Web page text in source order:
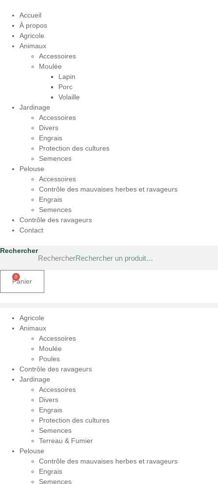
content
Accueil
À propos
Agricole
Animaux
Accessoires
Moulée
Lapin
Porc
Volaille
Jardinage
Accessoires
Divers
Engrais
Protection des cultures
Semences
Pelouse
Accessoires
Contrôle des mauvaises herbes et ravageurs
Engrais
Semences
Contrôle des ravageurs
Contact
Rechercher
Rechercher
0
Panier
Agricole
Animaux
Accessoires
Moulée
Poules
Contrôle des ravageurs
Jardinage
Accessoires
Divers
Engrais
Protection des cultures
Semences
Terreau & Fumier
Pelouse
Contrôle des mauvaises herbes et ravageurs
Engrais
Semences